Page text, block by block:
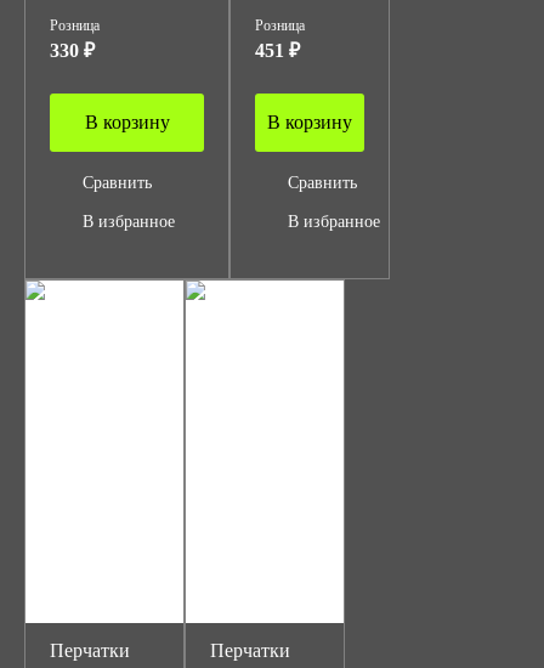
Розница
330 ₽
В корзину
Сравнить
В избранное
Розница
451 ₽
В корзину
Сравнить
В избранное
Перчатки
Перчатки